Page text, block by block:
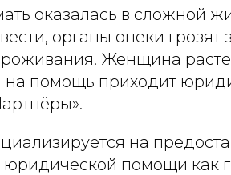
оказалась в сложной
органы опеки
Женщина
на помощь приходит
на
помощи как